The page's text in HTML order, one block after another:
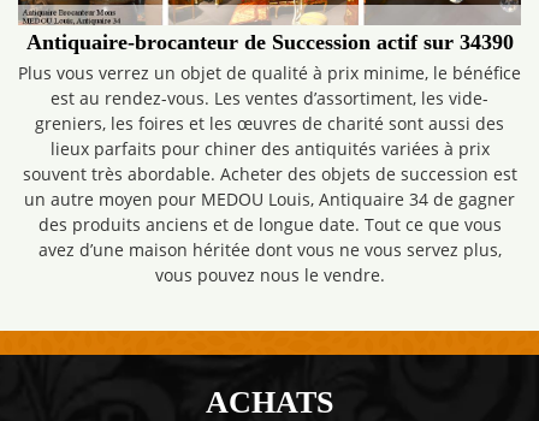
Antiquaire-brocanteur de Succession actif sur 34390
Plus vous verrez un objet de qualité à prix minime, le bénéfice
est au rendez-vous. Les ventes d’assortiment, les vide-
greniers, les foires et les œuvres de charité sont aussi des
lieux parfaits pour chiner des antiquités variées à prix
souvent très abordable. Acheter des objets de succession est
un autre moyen pour MEDOU Louis, Antiquaire 34 de gagner
des produits anciens et de longue date. Tout ce que vous
avez d’une maison héritée dont vous ne vous servez plus,
vous pouvez nous le vendre.
ACHATS